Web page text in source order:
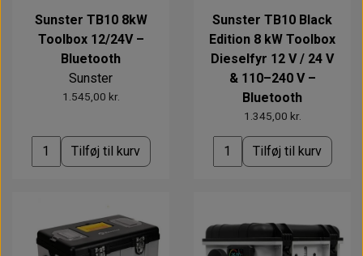
Sunster TB10 8kW
Toolbox 12/24V –
Bluetooth
Sunster
1.545,00 kr.
Tilføj til kurv
Sunster TB10 Black
Edition 8 kW Toolbox
Dieselfyr 12 V / 24 V
& 110–240 V –
Bluetooth
1.345,00 kr.
Tilføj til kurv